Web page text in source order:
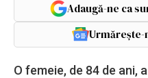
Adaugă-ne ca
Urmărește-
O femeie, de 84 de ani,